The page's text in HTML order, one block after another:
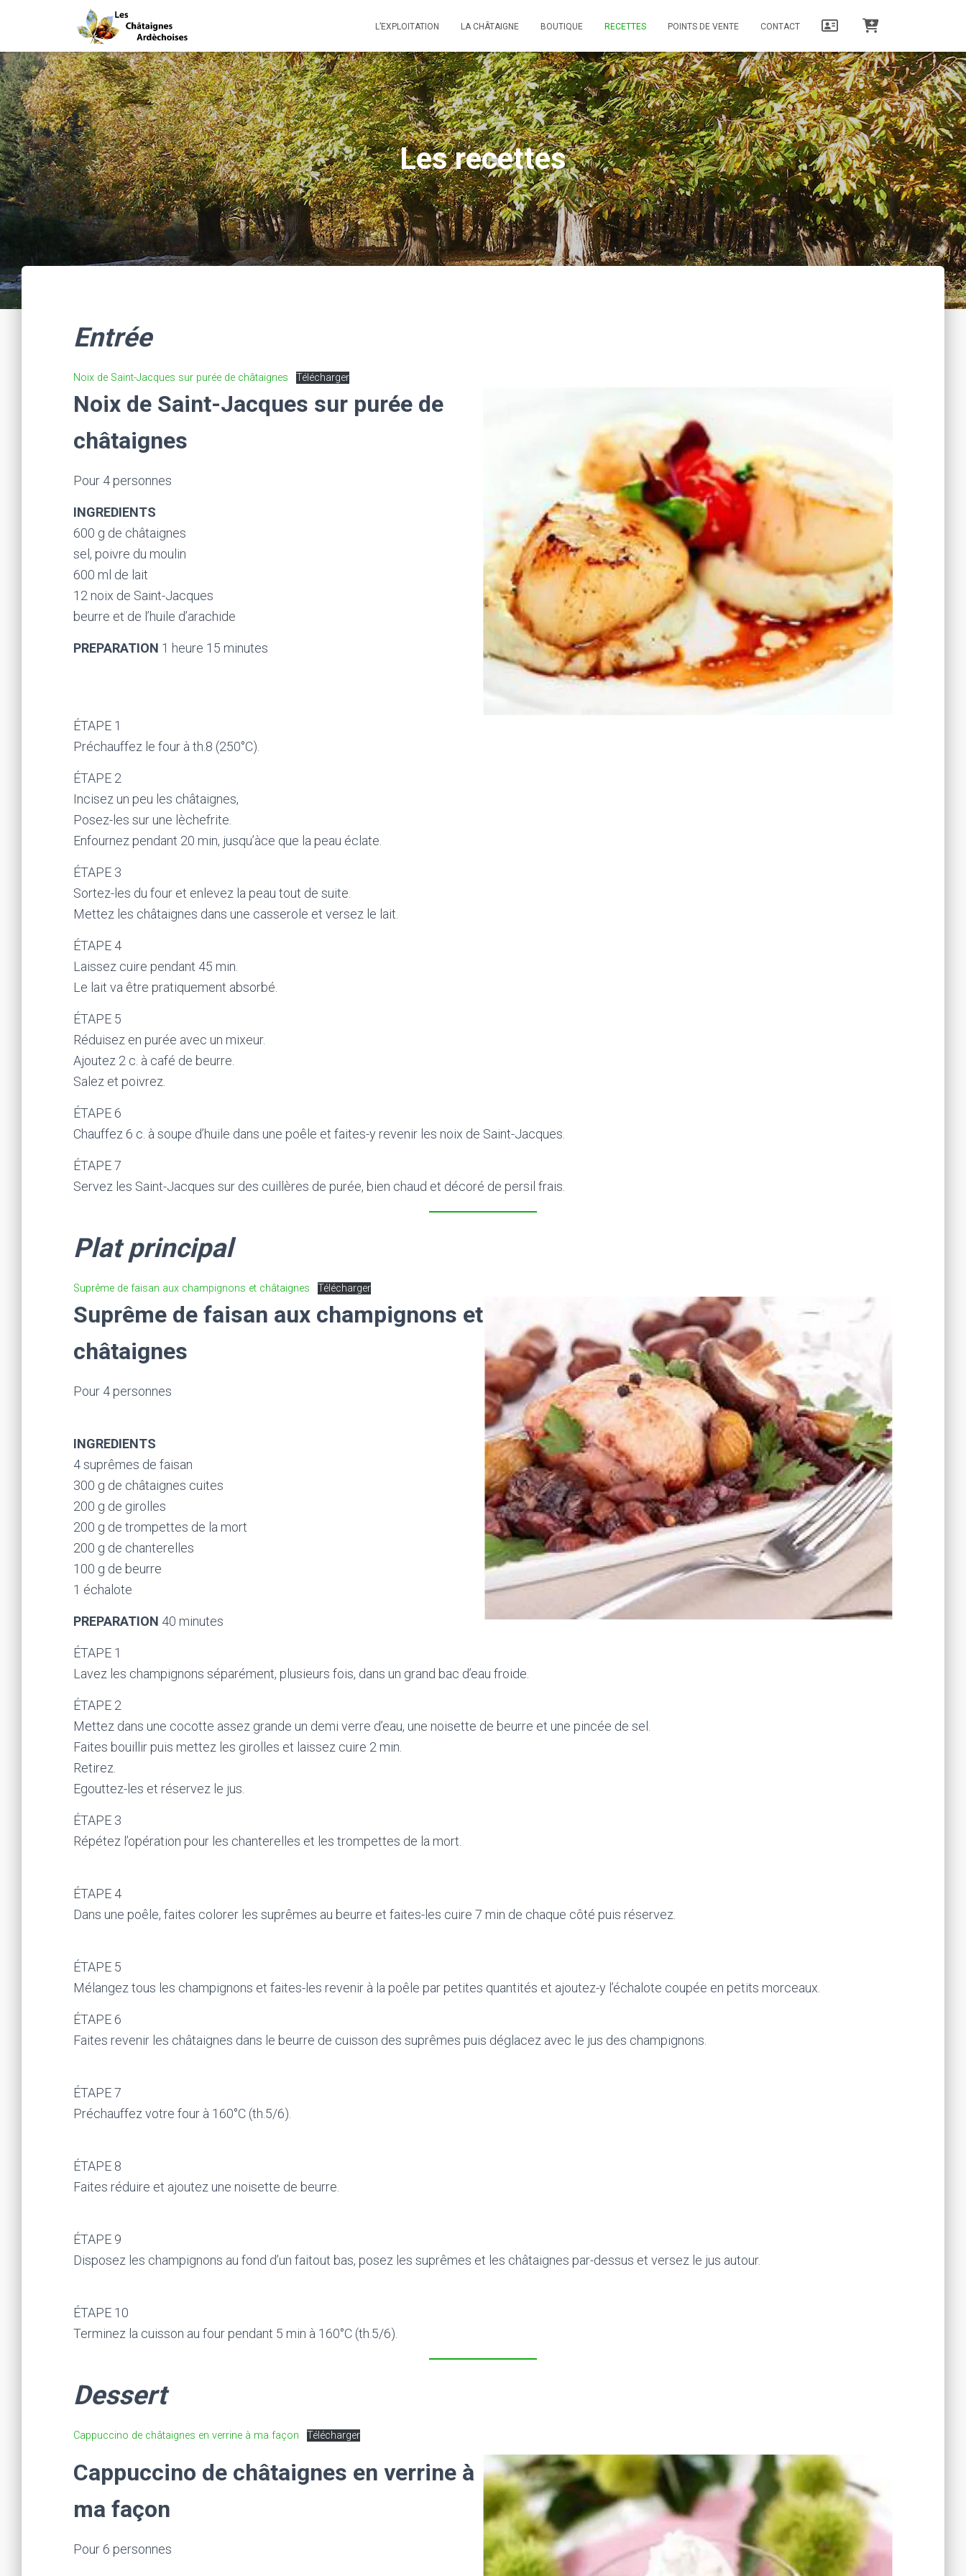
L’EXPLOITATION LA CHÂTAIGNE BOUTIQUE RECETTES POINTS DE VENTE CONTACT
Les recettes
Entrée
Noix de Saint-Jacques sur purée de châtaignes Télécharger
Noix de Saint-Jacques sur purée de
châtaignes
Pour 4 personnes
INGREDIENTS
600 g de châtaignes
sel, poivre du moulin
600 ml de lait
12 noix de Saint-Jacques
beurre et de l’huile d’arachide
PREPARATION 1 heure 15 minutes
ÉTAPE 1
Préchauffez le four à th.8 (250°C).
ÉTAPE 2
Incisez un peu les châtaignes,
Posez-les sur une lèchefrite.
Enfournez pendant 20 min, jusqu’àce que la peau éclate.
ÉTAPE 3
Sortez-les du four et enlevez la peau tout de suite.
Mettez les châtaignes dans une casserole et versez le lait.
ÉTAPE 4
Laissez cuire pendant 45 min.
Le lait va être pratiquement absorbé.
ÉTAPE 5
Réduisez en purée avec un mixeur.
Ajoutez 2 c. à café de beurre.
Salez et poivrez.
ÉTAPE 6
Chauffez 6 c. à soupe d’huile dans une poêle et faites-y revenir les noix de Saint-Jacques.
ÉTAPE 7
Servez les Saint-Jacques sur des cuillères de purée, bien chaud et décoré de persil frais.
Plat principal
Suprême de faisan aux champignons et châtaignes Télécharger
Suprême de faisan aux champignons et
châtaignes
Pour 4 personnes
INGREDIENTS
4 suprêmes de faisan
300 g de châtaignes cuites
200 g de girolles
200 g de trompettes de la mort
200 g de chanterelles
100 g de beurre
1 échalote
PREPARATION 40 minutes
ÉTAPE 1
Lavez les champignons séparément, plusieurs fois, dans un grand bac d’eau froide.
ÉTAPE 2
Mettez dans une cocotte assez grande un demi verre d’eau, une noisette de beurre et une pincée de sel.
Faites bouillir puis mettez les girolles et laissez cuire 2 min.
Retirez.
Egouttez-les et réservez le jus.
ÉTAPE 3
Répétez l’opération pour les chanterelles et les trompettes de la mort.
ÉTAPE 4
Dans une poêle, faites colorer les suprêmes au beurre et faites-les cuire 7 min de chaque côté puis réservez.
ÉTAPE 5
Mélangez tous les champignons et faites-les revenir à la poêle par petites quantités et ajoutez-y l’échalote coupée en petits morceaux.
ÉTAPE 6
Faites revenir les châtaignes dans le beurre de cuisson des suprêmes puis déglacez avec le jus des champignons.
ÉTAPE 7
Préchauffez votre four à 160°C (th.5/6).
ÉTAPE 8
Faites réduire et ajoutez une noisette de beurre.
ÉTAPE 9
Disposez les champignons au fond d’un faitout bas, posez les suprêmes et les châtaignes par-dessus et versez le jus autour.
ÉTAPE 10
Terminez la cuisson au four pendant 5 min à 160°C (th.5/6).
Dessert
Cappuccino de châtaignes en verrine à ma façon Télécharger
Cappuccino de châtaignes en verrine à
ma façon
Pour 6 personnes